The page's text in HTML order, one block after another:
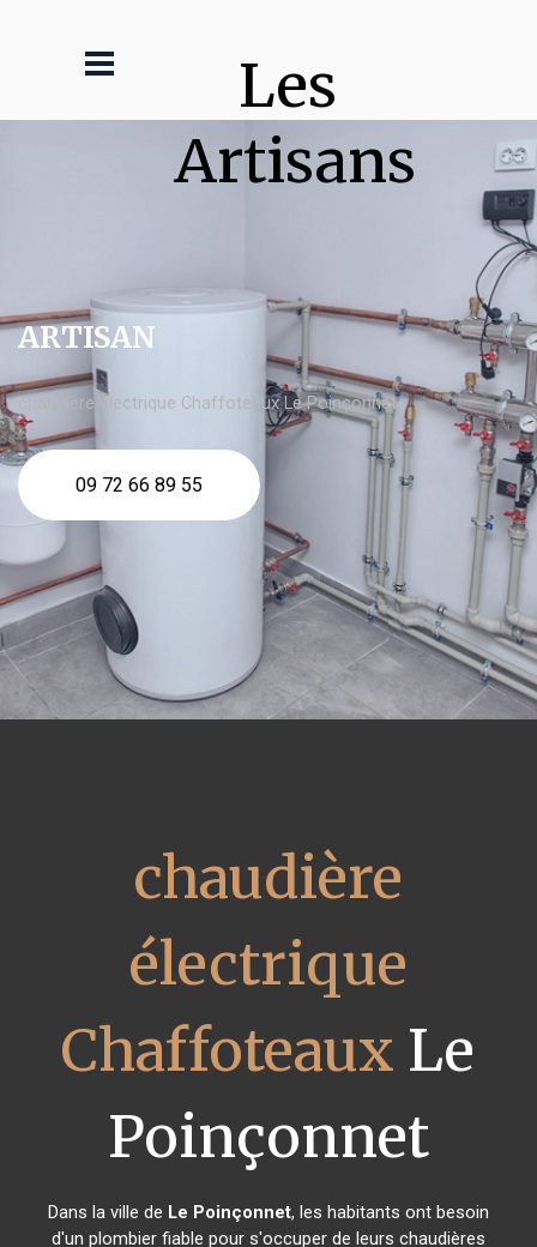
Les
Artisans
ARTISAN
chaudière électrique Chaffoteaux Le Poinçonnet
09 72 66 89 55
chaudière
électrique
Chaffoteaux Le
Poinçonnet
Dans la ville de Le Poinçonnet, les habitants ont besoin
d'un plombier fiable pour s'occuper de leurs chaudières